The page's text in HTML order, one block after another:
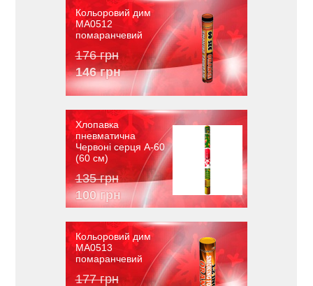
Кольоровий дим
MA0512
помаранчевий
176 грн
146 грн
Хлопавка
пневматична
Червоні серця A-60
(60 см)
135 грн
100 грн
Кольоровий дим
MA0513
помаранчевий
177 грн